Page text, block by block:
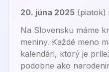
20. júna 2025 (piatok)
Na Slovensku máme
meniny. Každé meno
kalendári, ktorý je
podobne ako